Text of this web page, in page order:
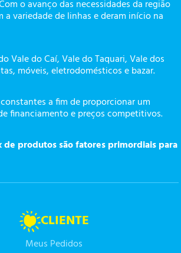
o avanço das necessidades da região
variedade de linhas e deram início na
Vale do Caí, Vale do Taquari, Vale dos
móveis, eletrodomésticos e bazar.
a fim de proporcionar um
financiamento e preços competitivos.
produtos são fatores primordiais para
CLIENTE
Meus Pedidos